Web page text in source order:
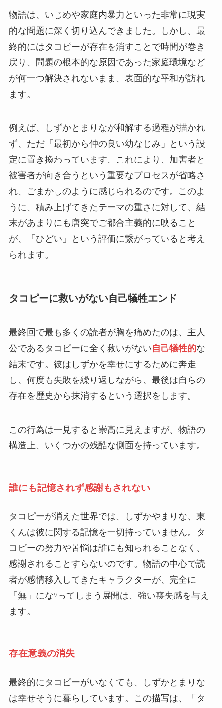
物語は、いじめや家庭内暴力といった非常に現実
的な問題に深く切り込んできました。しかし、最
終的にはタコピーが存在を消すことで時間が巻き
戻り、問題の根本的な原因であった家庭環境など
が何一つ解決されないまま、表面的な平和が訪れ
ます。
例えば、しずかとまりなが和解する過程が描かれ
ず、ただ「最初から仲の良い幼なじみ」という設
定に置き換わっています。これにより、加害者と
被害者が向き合うという重要なプロセスが省略さ
れ、ごまかしのように感じられるのです。このよ
うに、積み上げてきたテーマの重さに対して、結
末があまりにも唐突でご都合主義的に映ること
が、「ひどい」という評価に繋がっていると考え
られます。
タコピーに救いがない自己犠牲エンド
最終回で最も多くの読者が胸を痛めたのは、主人
公であるタコピーに全く救いがない自己犠牲的な
結末です。彼はしずかを幸せにするために奔走
し、何度も失敗を繰り返しながら、最後は自らの
存在を歴史から抹消するという選択をします。
この行為は一見すると崇高に見えますが、物語の
構造上、いくつかの残酷な側面を持っています。
誰にも記憶されず感謝もされない
タコピーが消えた世界では、しずかやまりな、東
くんは彼に関する記憶を一切持っていません。タ
コピーの努力や苦悩は誰にも知られることなく、
感謝されることすらないのです。物語の中心で読
者が感情移入してきたキャラクターが、完全に
「無」にな⁹ってしまう展開は、強い喪失感を与え
ます。
存在意義の消失
最終的にタコピーがいなくても、しずかとまりな
は幸せそうに暮らしています。この描写は、「タ